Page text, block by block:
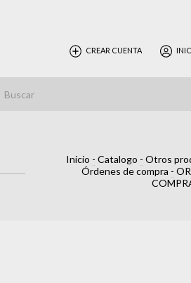
CREAR CUENTA
Inicio - Catalogo - Otros
Órdenes de compra -